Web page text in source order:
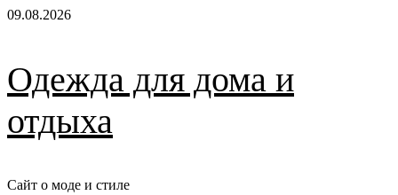
Перейти
09.08.2026
Одежда для дома и
отдыха
Сайт о моде и стиле